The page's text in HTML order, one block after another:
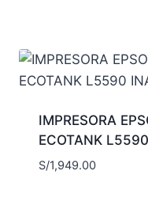
IMPRESORA
ECOTANK
S/1,949.00